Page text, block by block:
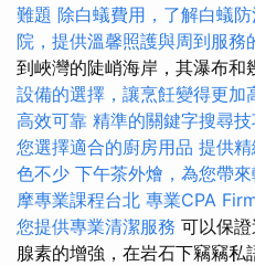
難題 除白蟻費用，了解白蟻
院，提供溫馨照護與周到服務
到峽灣的陡峭海岸，其瀑布和
設備的選擇，讓烹飪變得更加
高效可靠 精準的關鍵字搜尋技
您選擇適合的廚房用品 提供
色不少 下午茶外燴，為您帶
摩專業課程台北 專業CPA
您提供專業清潔服務 可以保
腺素的增強，在岩石下竊竊私